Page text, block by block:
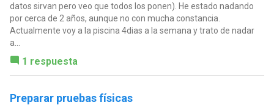
datos sirvan pero veo que todos los ponen). He estado nadando
por cerca de 2 años, aunque no con mucha constancia.
Actualmente voy a la piscina 4dias a la semana y trato de nadar
a...
1 respuesta
Preparar pruebas físicas